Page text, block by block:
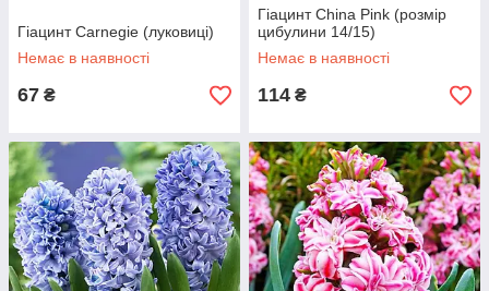
Гіацинт Carnegie (луковиці)
Немає в наявності
67 ₴
Гіацинт China Pink (розмір
цибулини 14/15)
Немає в наявності
114 ₴